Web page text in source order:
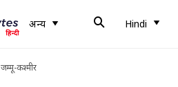
अन्य Hindi
जम्मू-कश्मीर